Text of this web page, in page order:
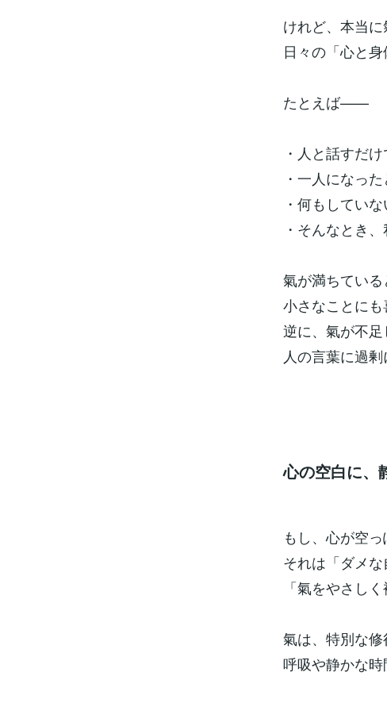
けれど、本当に
日々の「心と
たとえば——
・人と話すだ
・一人になっ
・何もしてい
・そんなとき
氣が満ちている
小さなことにも
逆に、氣が不足
人の言葉に過
心の空白に、
もし、心が空っ
それは「ダメな
「氣をやさし
氣は、特別な修
呼吸や静かな